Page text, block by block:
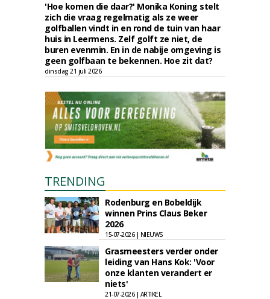
'Hoe komen die daar?' Monika Koning stelt
zich die vraag regelmatig als ze weer
golfballen vindt in en rond de tuin van haar
huis in Leermens. Zelf golft ze niet, de
buren evenmin. En in de nabije omgeving is
geen golfbaan te bekennen. Hoe zit dat?
dinsdag 21 juli 2026
TRENDING
Rodenburg en Bobeldijk
winnen Prins Claus Beker
2026
15-07-2026 | NIEUWS
Grasmeesters verder onder
leiding van Hans Kok: 'Voor
onze klanten verandert er
niets'
21-07-2026 | ARTIKEL